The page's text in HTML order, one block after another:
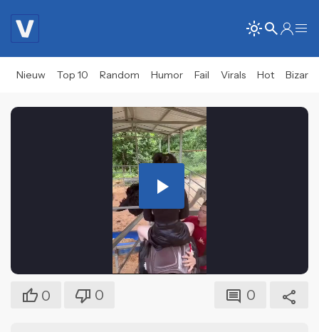
Nieuw Top 10 Random Humor Fail Virals Hot Bizar
Play
Video
0 0 0